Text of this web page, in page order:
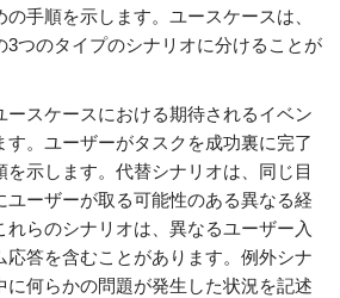
手順を示します。ユースケースは、
3つのタイプのシナリオに分けることが
ースケースにおける期待されるイベン
す。ユーザーがタスクを成功裏に完了
を示します。代替シナリオは、同じ目
ユーザーが取る可能性のある異なる経
れらのシナリオは、異なるユーザー入
応答を含むことがあります。例外シナ
に何らかの問題が発生した状況を記述